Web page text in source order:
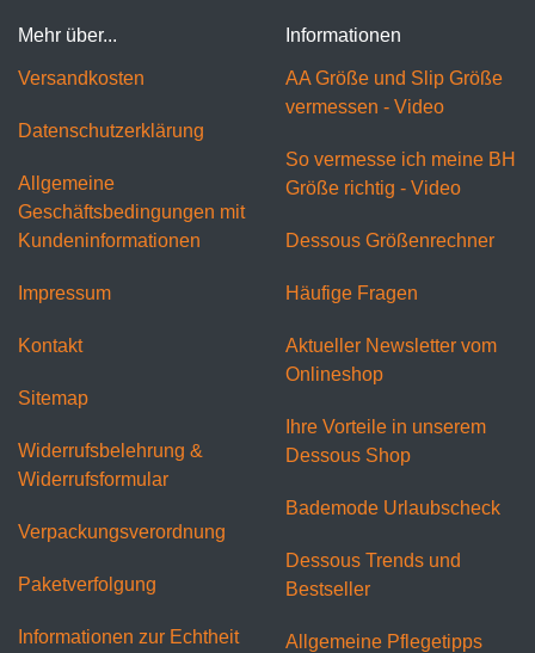
Mehr über...
Versandkosten
Datenschutzerklärung
Allgemeine
Geschäftsbedingungen mit
Kundeninformationen
Impressum
Kontakt
Sitemap
Widerrufsbelehrung &
Widerrufsformular
Verpackungsverordnung
Paketverfolgung
Informationen zur Echtheit
Informationen
AA Größe und Slip Größe
vermessen - Video
So vermesse ich meine BH
Größe richtig - Video
Dessous Größenrechner
Häufige Fragen
Aktueller Newsletter vom
Onlineshop
Ihre Vorteile in unserem
Dessous Shop
Bademode Urlaubscheck
Dessous Trends und
Bestseller
Allgemeine Pflegetipps